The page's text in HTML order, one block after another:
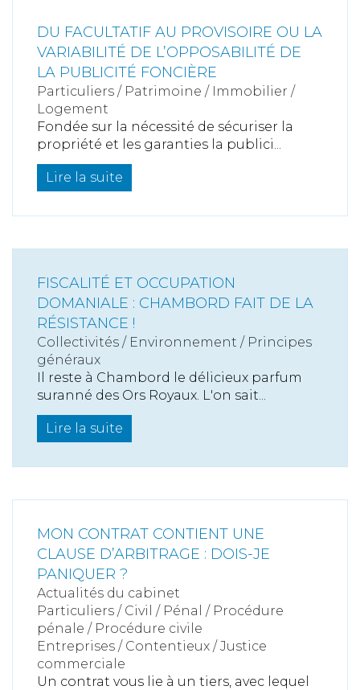
DU FACULTATIF AU PROVISOIRE OU LA
VARIABILITÉ DE L’OPPOSABILITÉ DE
LA PUBLICITÉ FONCIÈRE
Particuliers / Patrimoine / Immobilier /
Logement
Fondée sur la nécessité de sécuriser la
propriété et les garanties la publici...
Lire la suite
FISCALITÉ ET OCCUPATION
DOMANIALE : CHAMBORD FAIT DE LA
RÉSISTANCE !
Collectivités / Environnement / Principes
généraux
Il reste à Chambord le délicieux parfum
suranné des Ors Royaux. L'on sait...
Lire la suite
MON CONTRAT CONTIENT UNE
CLAUSE D’ARBITRAGE : DOIS-JE
PANIQUER ?
Actualités du cabinet
Particuliers / Civil / Pénal / Procédure
pénale / Procédure civile
Entreprises / Contentieux /Justice
commerciale
Un contrat vous lie à un tiers, avec lequel